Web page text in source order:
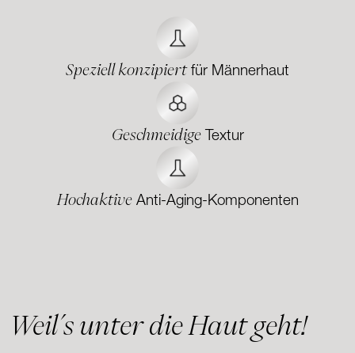
Speziell konzipiertfür Männerhaut
GeschmeidigeTextur
HochaktiveAnti-Aging-Komponenten
Weil´s unter die Haut geht!